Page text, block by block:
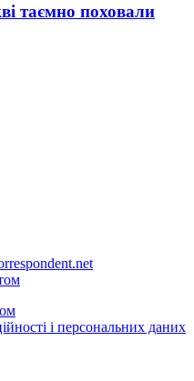
таємно поховали
і персональних даних